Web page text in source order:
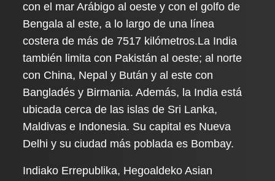
con el mar Arábigo al oeste y con el golfo de
Bengala al este, a lo largo de una línea
costera de más de 7517 kilómetros.La India
también limita con Pakistán al oeste; al norte
con China, Nepal y Bután y al este con
Bangladés y Birmania. Además, la India está
ubicada cerca de las islas de Sri Lanka,
Maldivas e Indonesia. Su capital es Nueva
Delhi y su ciudad más poblada es Bombay.
Indiako Errepublika, Hegoaldeko Asian